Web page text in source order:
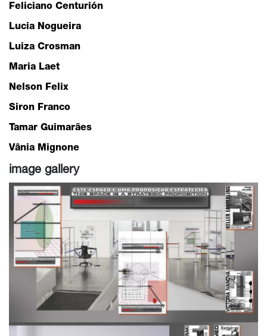
Feliciano Centurión
Lucia Nogueira
Luiza Crosman
Maria Laet
Nelson Felix
Siron Franco
Tamar Guimarães
Vânia Mignone
image gallery